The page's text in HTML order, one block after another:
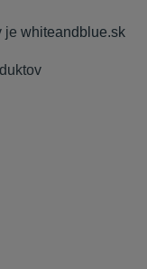
je whiteandblue.sk